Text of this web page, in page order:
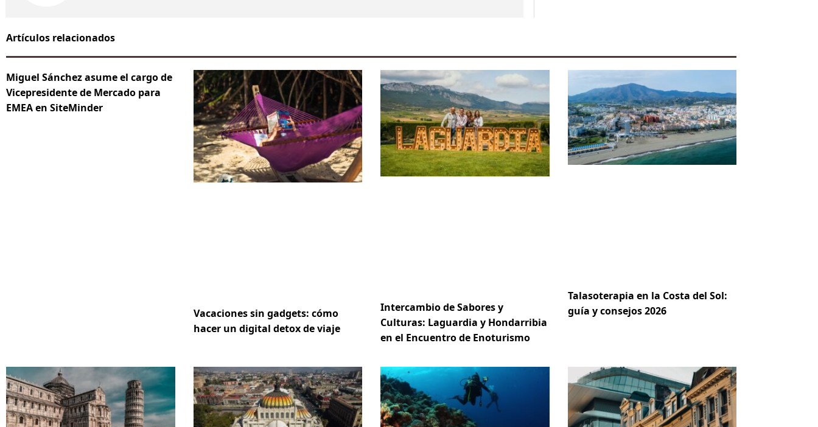
Artículos relacionados
Miguel Sánchez asume el cargo de
Vicepresidente de Mercado para
EMEA en SiteMinder
Vacaciones sin gadgets: cómo
hacer un digital detox de viaje
Intercambio de Sabores y
Culturas: Laguardia y Hondarribia
en el Encuentro de Enoturismo
Talasoterapia en la Costa del Sol:
guía y consejos 2026